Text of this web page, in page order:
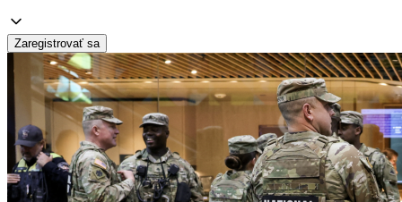
Zaregistrovať sa